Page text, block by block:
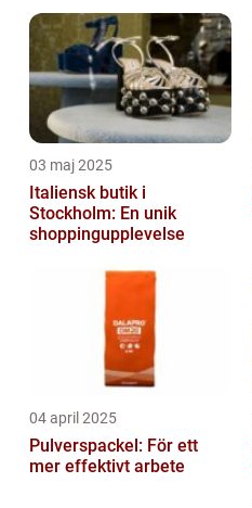
03 maj 2025
Italiensk butik i
Stockholm: En unik
shoppingupplevelse
04 april 2025
Pulverspackel: För ett
mer effektivt arbete